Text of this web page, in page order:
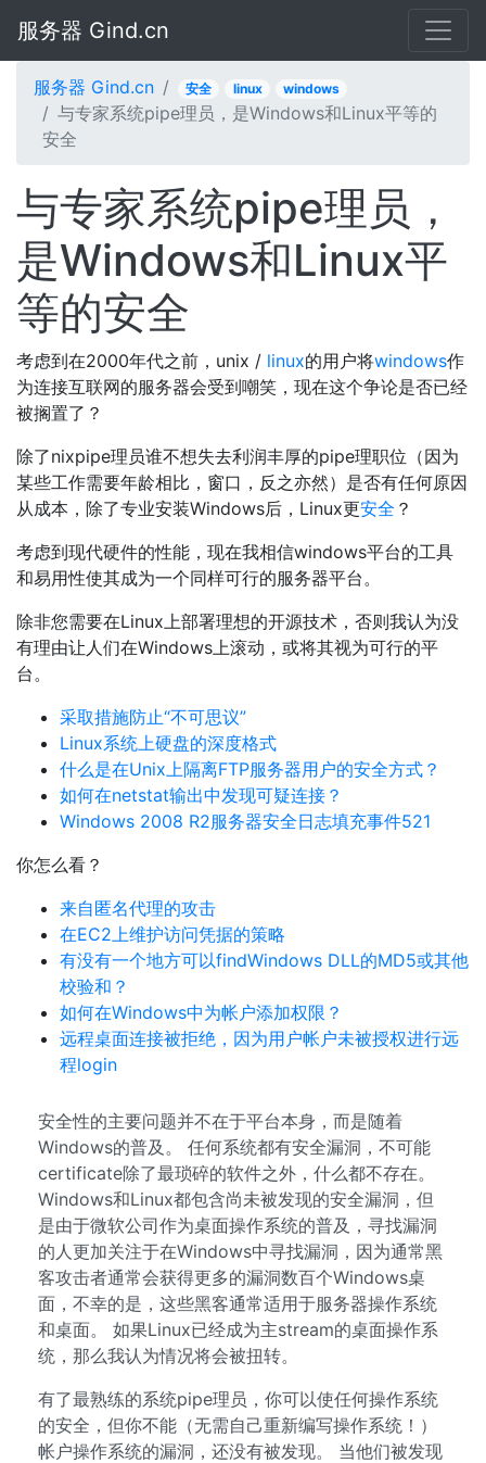
服务器 Gind.cn
服务器 Gind.cn 安全 linux windows
与专家系统pipe理员，是Windows和Linux平等的
安全
与专家系统pipe理员，
是Windows和Linux平
等的安全
考虑到在2000年代之前，unix / linux的用户将windows作
为连接互联网的服务器会受到嘲笑，现在这个争论是否已经
被搁置了？
除了nixpipe理员谁不想失去利润丰厚的pipe理职位（因为
某些工作需要年龄相比，窗口，反之亦然）是否有任何原因
从成本，除了专业安装Windows后，Linux更安全 ？
考虑到现代硬件的性能，现在我相信windows平台的工具
和易用性使其成为一个同样可行的服务器平台。
除非您需要在Linux上部署理想的开源技术，否则我认为没
有理由让人们在Windows上滚动，或将其视为可行的平
台。
采取措施防止“不可思议”
Linux系统上硬盘的深度格式
什么是在Unix上隔离FTP服务器用户的安全方式？
如何在netstat输出中发现可疑连接？
Windows 2008 R2服务器安全日志填充事件521
你怎么看？
来自匿名代理的攻击
在EC2上维护访问凭据的策略
有没有一个地方可以findWindows DLL的MD5或其他
校验和？
如何在Windows中为帐户添加权限？
远程桌面连接被拒绝，因为用户帐户未被授权进行远
程login
安全性的主要问题并不在于平台本身，而是随着
Windows的普及。 任何系统都有安全漏洞，不可能
certificate除了最琐碎的软件之外，什么都不存在。
Windows和Linux都包含尚未被发现的安全漏洞，但
是由于微软公司作为桌面操作系统的普及，寻找漏洞
的人更加关注于在Windows中寻找漏洞，因为通常黑
客攻击者通常会获得更多的漏洞数百个Windows桌
面，不幸的是，这些黑客通常适用于服务器操作系统
和桌面。 如果Linux已经成为主stream的桌面操作系
统，那么我认为情况将会被扭转。
有了最熟练的系统pipe理员，你可以使任何操作系统
的安全，但你不能（无需自己重新编写操作系统！）
帐户操作系统的漏洞，还没有被发现。 当他们被发现